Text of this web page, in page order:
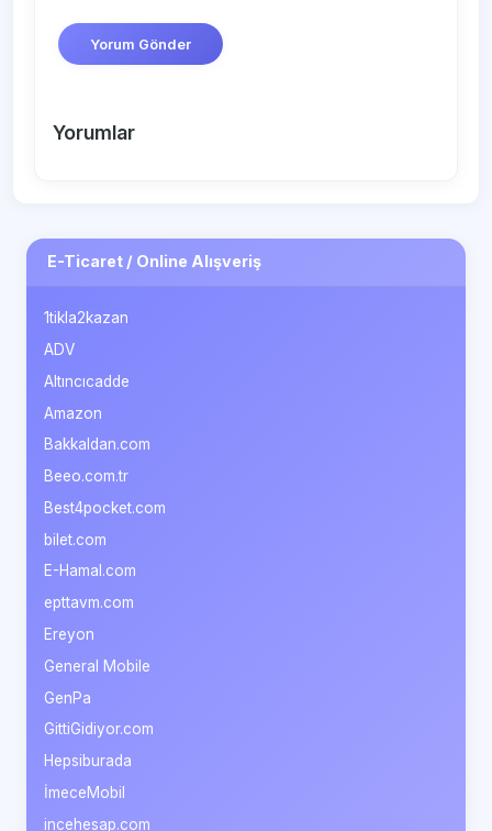
Yorum Gönder
Yorumlar
E-Ticaret / Online Alışveriş
1tikla2kazan
ADV
Altıncıcadde
Amazon
Bakkaldan.com
Beeo.com.tr
Best4pocket.com
bilet.com
E-Hamal.com
epttavm.com
Ereyon
General Mobile
GenPa
GittiGidiyor.com
Hepsiburada
İmeceMobil
incehesap.com